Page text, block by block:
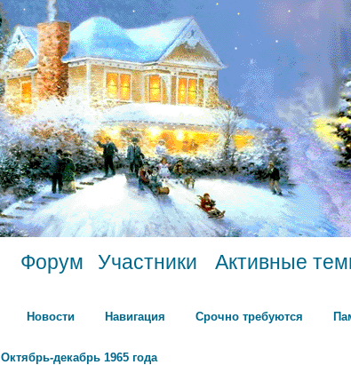
Форум Участники Активные
Новости Навигация Срочно требуются
Октябрь-декабрь 1965 года